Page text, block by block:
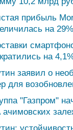
прибыль
на 29%
на
заявил о
для
"Газпром"
ачимовских